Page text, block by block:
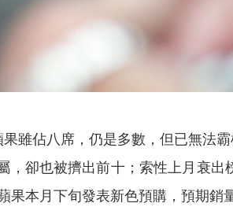
佔八席，仍是多數，但已無法霸
，卻也被擠出前十；索性上月衰
果本月下旬發表新色預購，預期銷